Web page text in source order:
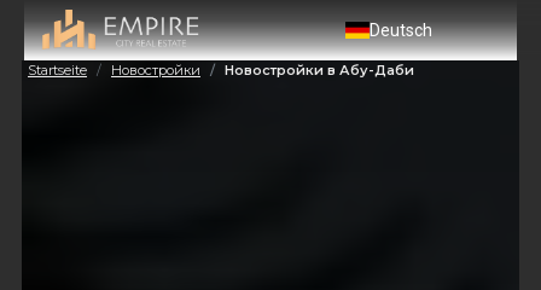
Deutsch
Startseite Новостройки Новостройки в Абу-Даби